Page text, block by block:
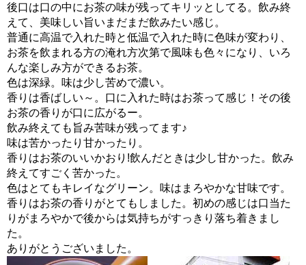
後口は口の中にお茶の味が残ってキリッとしてる。飲み終
えて、美味しい旨いまだまだ飲みたい感じ。
普通に高温で入れた時と低温で入れた時に色味が変わり、
お茶を飲まれる方の淹れ方次第で風味も色々になり、いろ
んな楽しみ方ができるお茶。
色は深緑。味は少し苦めで濃い。
香りは香ばしい～。口に入れた時はお茶って感じ！その後
お茶の香りが口に広がるー。
飲み終えても旨み苦味が残ってます♪
味は苦かったり甘かったり。
香りはお茶のいいかおり!飲んだときは少し甘かった。飲み
終えてすごく苦かった。
色はとてもキレイなグリーン。味はまろやかな甘味です。
香りはお茶の香りがとてもしました。初めの感じは口当た
りがまろやかで後からは気持ちがすっきり落ち着きまし
た。
ありがとうございました。